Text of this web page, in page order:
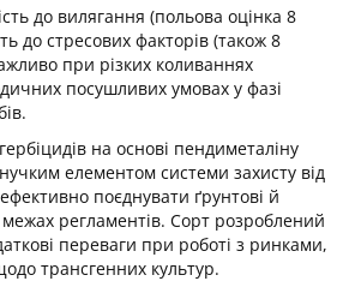
до вилягання (польова оцінка 8
до стресових факторів (також 8
при різких коливаннях
посушливих умовах у фазі
на основі пендиметаліну
елементом системи захисту від
поєднувати ґрунтові й
регламентів. Сорт розроблений
переваги при роботі з ринками,
трансгенних культур.